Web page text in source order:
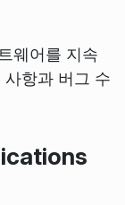
웨어를 지속
항과 버그 수